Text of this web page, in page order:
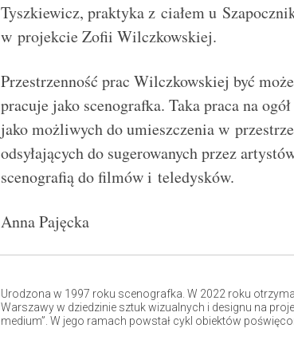
Tyszkiewicz, praktyka z ciałem u
w projekcie Zofii Wilczkowskiej.
Przestrzenność prac Wilczkowskiej być
pracuje jako scenografka. Taka praca na
jako możliwych do umieszczenia w
odsyłających do sugerowanych przez
scenografią do filmów i teledysków.
Anna Pajęcka
Urodzona w 1997 roku scenografka. W 2022 roku
Warszawy w dziedzinie sztuk wizualnych i designu na
medium”. W jego ramach powstał cykl obiektów